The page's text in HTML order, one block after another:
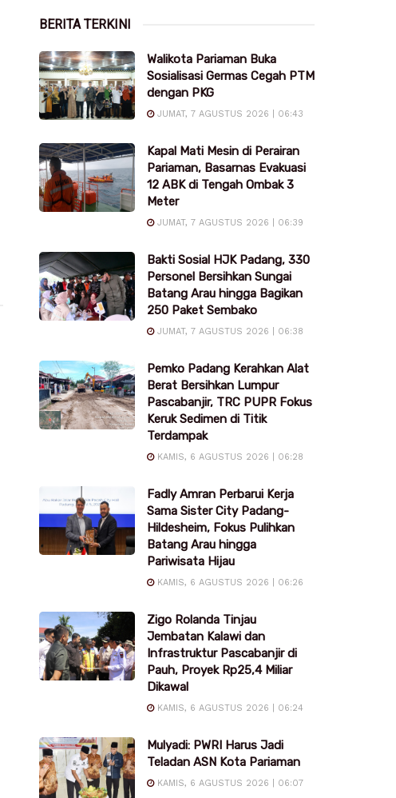
BERITA TERKINI
Walikota Pariaman Buka
Sosialisasi Germas Cegah PTM
dengan PKG
JUMAT, 7 AGUSTUS 2026 | 06:43
Kapal Mati Mesin di Perairan
Pariaman, Basarnas Evakuasi
12 ABK di Tengah Ombak 3
Meter
JUMAT, 7 AGUSTUS 2026 | 06:39
Bakti Sosial HJK Padang, 330
Personel Bersihkan Sungai
Batang Arau hingga Bagikan
250 Paket Sembako
JUMAT, 7 AGUSTUS 2026 | 06:38
Pemko Padang Kerahkan Alat
Berat Bersihkan Lumpur
Pascabanjir, TRC PUPR Fokus
Keruk Sedimen di Titik
Terdampak
KAMIS, 6 AGUSTUS 2026 | 06:28
Fadly Amran Perbarui Kerja
Sama Sister City Padang-
Hildesheim, Fokus Pulihkan
Batang Arau hingga
Pariwisata Hijau
KAMIS, 6 AGUSTUS 2026 | 06:26
Zigo Rolanda Tinjau
Jembatan Kalawi dan
Infrastruktur Pascabanjir di
Pauh, Proyek Rp25,4 Miliar
Dikawal
KAMIS, 6 AGUSTUS 2026 | 06:24
Mulyadi: PWRI Harus Jadi
Teladan ASN Kota Pariaman
KAMIS, 6 AGUSTUS 2026 | 06:07